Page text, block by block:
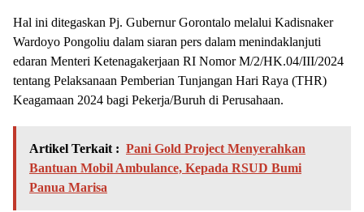
Hal ini ditegaskan Pj. Gubernur Gorontalo melalui Kadisnaker
Wardoyo Pongoliu dalam siaran pers dalam menindaklanjuti
edaran Menteri Ketenagakerjaan RI Nomor M/2/HK.04/III/2024
tentang Pelaksanaan Pemberian Tunjangan Hari Raya (THR)
Keagamaan 2024 bagi Pekerja/Buruh di Perusahaan.
Artikel Terkait : Pani Gold Project Menyerahkan
Bantuan Mobil Ambulance, Kepada RSUD Bumi
Panua Marisa